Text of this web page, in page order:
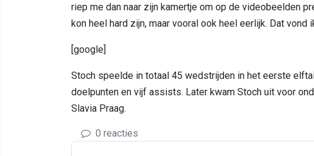
riep me dan naar zijn kamertje om op de videobeelden
kon heel hard zijn, maar vooral ook heel eerlijk. Dat vond
[google]
Stoch speelde in totaal 45 wedstrijden in het eerste
doelpunten en vijf assists. Later kwam Stoch uit voor
Slavia Praag.
0 reacties